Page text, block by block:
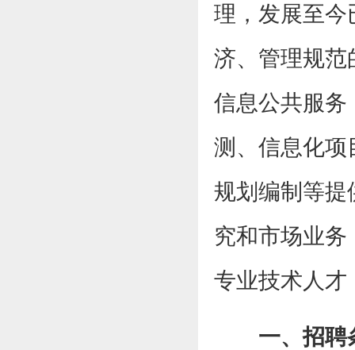
理，发展至今
济、管理规范
信息公共服务
测、信息化项
规划编制等提
究和市场业
专业技术人才
一、招聘